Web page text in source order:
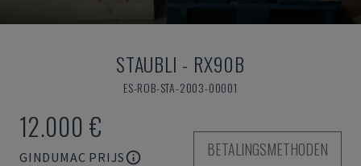
STAUBLI - RX90B
ES-ROB-STA-2003-00001
12.000 €
GINDUMAC PRIJS
BETALINGSMETHODEN